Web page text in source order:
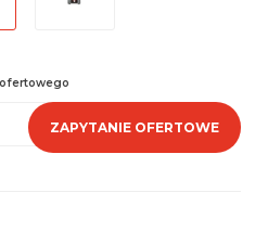
ZAPYTANIE OFERTOWE